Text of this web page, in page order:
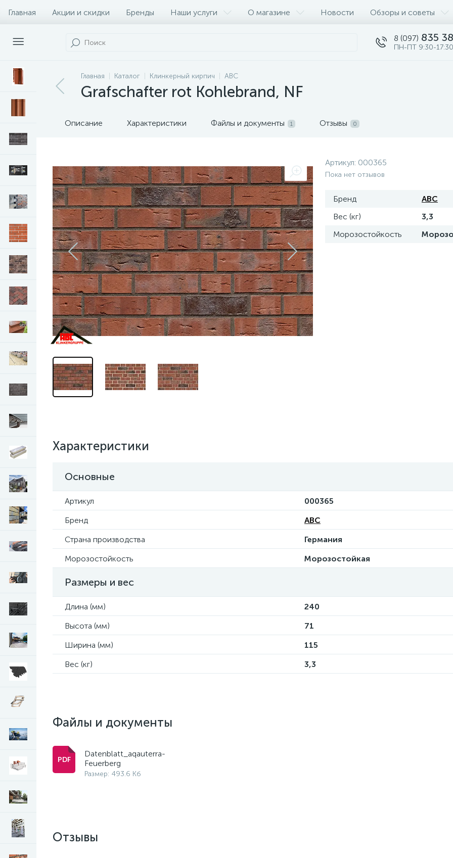
Главная Акции и скидки Бренды Наши услуги О магазине Новости Обзоры и советы
8 (097) 835
ПН-ПТ 9:30-
Главная Каталог Клинкерный кирпич ABC
Grafschafter rot Kohlebrand, NF
Описание Характеристики Файлы и документы 1 Отзывы 0
Артикул: 000365
Пока нет отзывов
Бренд
ABC
Вес (кг)
3,3
Морозостойкость
Характеристики
Основные
Артикул
000365
Бренд
ABC
Страна производства
Германия
Морозостойкость
Морозостойкая
Размеры и вес
Длина (мм)
240
Высота (мм)
71
Ширина (мм)
115
Вес (кг)
3,3
Файлы и документы
Datenblatt_aqauterra-
Feuerberg
Размер: 493.6 Кб
Отзывы